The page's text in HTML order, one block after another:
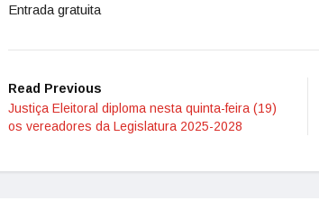
Entrada gratuita
Read Previous
Justiça Eleitoral diploma nesta quinta-feira (19)
os vereadores da Legislatura 2025-2028